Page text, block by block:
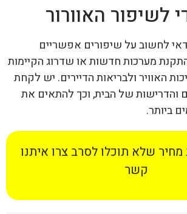
לשיפור האוורור
לחשוב על שיפורים אפשריים
מערכות חדשות או שדרוג הקיימות
האוויר ולבריאות הדיירים. יש לקחת
והדרישות של הבית, וכך להתאים את
ביותר.
שלא תוכלו לסרב צרו איתנו
קשר